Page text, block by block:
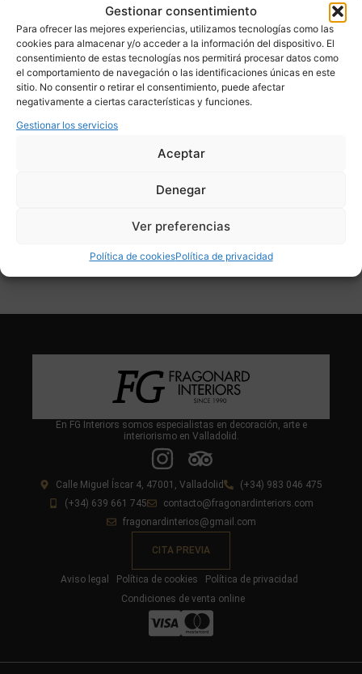
Gestionar consentimiento
Para ofrecer las mejores experiencias, utilizamos tecnologías como las
cookies para almacenar y/o acceder a la información del dispositivo. El
consentimiento de estas tecnologías nos permitirá procesar datos como
el comportamiento de navegación o las identificaciones únicas en este
sitio. No consentir o retirar el consentimiento, puede afectar
negativamente a ciertas características y funciones.
Gestionar los servicios
Aceptar
Denegar
Ver preferencias
Política de cookiesPolítica de privacidad
“Mickey Mouse y el
fantasma de la tinta”
edición limitada Leblon
Delienne, resina, 2010 –
En FG Interiors somos especialistas en decoración, arte e
interiorismo en Valladolid.
Calle Miguel Íscar 4, 47001, Valladolid
(+34) 983 046 475
(+34) 639 661 745
contacto@fragonardinteriors.com
fragonardinterios@gmail.com
CITA PREVIA
Aviso legal Política de cookies
Política de privacidad
Condiciones de venta online